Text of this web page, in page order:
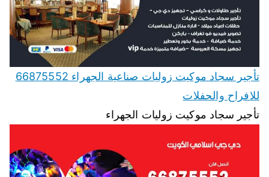
تأجير سجاد موكيت زوليات صناعية الجهراء 66875552
للافراح والحفلات
تأجير سجاد موكيت زوليات الجهراء